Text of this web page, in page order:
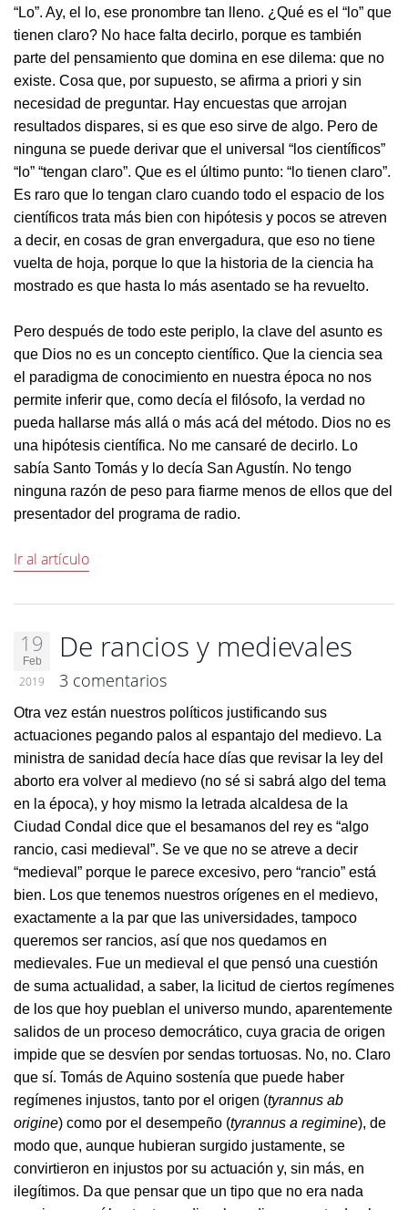
“Lo”. Ay, el lo, ese pronombre tan lleno. ¿Qué es el “lo” que
tienen claro? No hace falta decirlo, porque es también
parte del pensamiento que domina en ese dilema: que no
existe. Cosa que, por supuesto, se afirma a priori y sin
necesidad de preguntar. Hay encuestas que arrojan
resultados dispares, si es que eso sirve de algo. Pero de
ninguna se puede derivar que el universal “los científicos”
“lo” “tengan claro”. Que es el último punto: “lo tienen claro”.
Es raro que lo tengan claro cuando todo el espacio de los
científicos trata más bien con hipótesis y pocos se atreven
a decir, en cosas de gran envergadura, que eso no tiene
vuelta de hoja, porque lo que la historia de la ciencia ha
mostrado es que hasta lo más asentado se ha revuelto.
Pero después de todo este periplo, la clave del asunto es
que Dios no es un concepto científico. Que la ciencia sea
el paradigma de conocimiento en nuestra época no nos
permite inferir que, como decía el filósofo, la verdad no
pueda hallarse más allá o más acá del método. Dios no es
una hipótesis científica. No me cansaré de decirlo. Lo
sabía Santo Tomás y lo decía San Agustín. No tengo
ninguna razón de peso para fiarme menos de ellos que del
presentador del programa de radio.
Ir al artículo
19
Feb
2019
De rancios y medievales
3 comentarios
Otra vez están nuestros políticos justificando sus
actuaciones pegando palos al espantajo del medievo. La
ministra de sanidad decía hace días que revisar la ley del
aborto era volver al medievo (no sé si sabrá algo del tema
en la época), y hoy mismo la letrada alcaldesa de la
Ciudad Condal dice que el besamanos del rey es “algo
rancio, casi medieval”. Se ve que no se atreve a decir
“medieval” porque le parece excesivo, pero “rancio” está
bien. Los que tenemos nuestros orígenes en el medievo,
exactamente a la par que las universidades, tampoco
queremos ser rancios, así que nos quedamos en
medievales. Fue un medieval el que pensó una cuestión
de suma actualidad, a saber, la licitud de ciertos regímenes
de los que hoy pueblan el universo mundo, aparentemente
salidos de un proceso democrático, cuya gracia de origen
impide que se desvíen por sendas tortuosas. No, no. Claro
que sí. Tomás de Aquino sostenía que puede haber
regímenes injustos, tanto por el origen (tyrannus ab
origine) como por el desempeño (tyrannus a regimine), de
modo que, aunque hubieran surgido justamente, se
convirtieron en injustos por su actuación y, sin más, en
ilegítimos. Da que pensar que un tipo que no era nada